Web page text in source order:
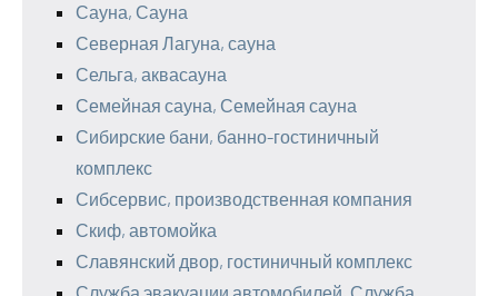
Сауна, Сауна
Северная Лагуна, сауна
Сельга, аквасауна
Семейная сауна, Семейная сауна
Сибирские бани, банно-гостиничный
комплекс
Сибсервис, производственная компания
Скиф, автомойка
Славянский двор, гостиничный комплекс